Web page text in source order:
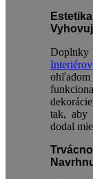
Doplnky
tak, aby
dodal